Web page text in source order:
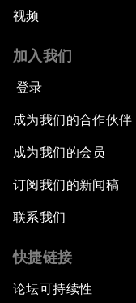
视频
加入我们
登录
成为我们的合作伙伴
成为我们的会员
订阅我们的新闻稿
联系我们
快捷链接
论坛可持续性